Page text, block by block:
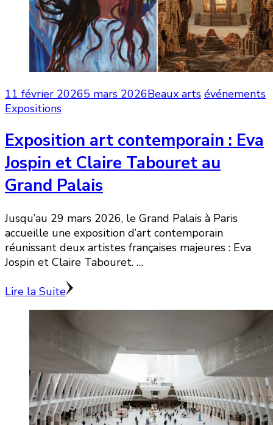
11 février 20265 mars 2026Beaux arts événements
Expositions
Exposition art contemporain : Eva
Jospin et Claire Tabouret au
Grand Palais
Jusqu’au 29 mars 2026, le Grand Palais à Paris
accueille une exposition d’art contemporain
réunissant deux artistes françaises majeures : Eva
Jospin et Claire Tabouret. …
Lire la Suite